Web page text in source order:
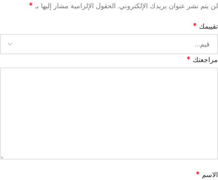
لن يتم نشر عنوان بريدك الإلكتروني. الحقول الإلزامية مشار إليها بـ *
تقييمك *
مراجعتك *
الاسم *